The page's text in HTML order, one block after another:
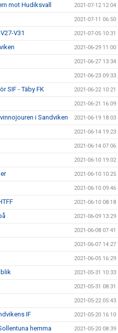
mot Hudiksvall 2021-07-12 12:04
2021-07-11 06:50
V31 2021-07-05 10:31
2021-06-29 11:00
2021-06-27 13:34
2021-06-23 09:33
SIF - Täby FK 2021-06-22 10:21
2021-06-21 16:09
i Sandviken 2021-06-19 18:03
2021-06-14 19:23
2021-06-14 07:06
2021-06-10 19:02
2021-06-10 10:25
2021-06-10 09:46
2021-06-10 08:18
2021-06-09 13:29
2021-06-08 07:41
2021-06-07 14:27
2021-06-05 16:29
2021-05-31 10:33
2021-05-31 08:31
2021-05-22 05:43
IF 2021-05-20 16:10
hemma 2021-05-20 08:39